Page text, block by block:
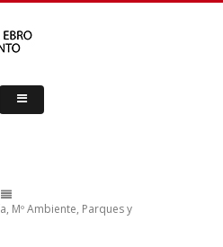
Mº Ambiente, Parques y